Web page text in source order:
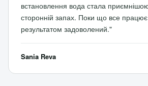
встановлення вода стала
сторонній запах. Поки що все
результатом задоволений."
Sania Reva